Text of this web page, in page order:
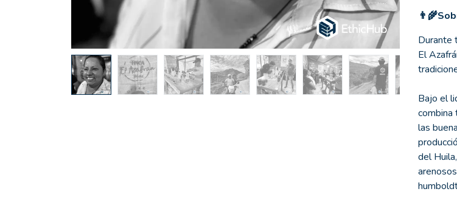
Durante
El
Bajo el
combina
las
del